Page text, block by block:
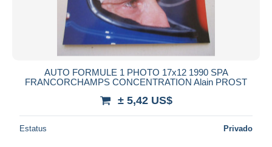
AUTO FORMULE 1 PHOTO 17x12 1990 SPA
FRANCORCHAMPS CONCENTRATION Alain PROST
± 5,42 US$
Estatus Privado